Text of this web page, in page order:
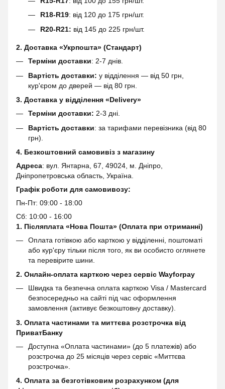
R18-R19: від 120 до 175 грн/шт.
R20-R21: від 145 до 225 грн/шт.
2. Доставка «Укрпошта» (Стандарт)
Терміни доставки: 2-7 днів.
Вартість доставки: у відділення — від 50 грн,
кур'єром до дверей — від 80 грн.
3. Доставка у відділення «Delivery»
Терміни доставки: 2-3 дні.
Вартість доставки: за тарифами перевізника (від 80
грн).
4. Безкоштовний самовивіз з магазину
Адреса: вул. Янтарна, 67, 49024, м. Дніпро,
Дніпропетровська область, Україна.
Графік роботи для самовивозу:
Пн-Пт: 09:00 - 18:00
Сб: 10:00 - 16:00
1. Післяплата «Нова Пошта» (Оплата при отриманні)
Оплата готівкою або карткою у відділенні, поштоматі
або кур'єру тільки після того, як ви особисто оглянете
та перевірите шини.
2. Онлайн-оплата карткою через сервіс Wayforpay
Швидка та безпечна оплата карткою Visa / Mastercard
безпосередньо на сайті під час оформлення
замовлення (активує безкоштовну доставку).
3. Оплата частинами та миттєва розстрочка від
ПриватБанку
Доступна «Оплата частинами» (до 5 платежів) або
розстрочка до 25 місяців через сервіс «Миттєва
розстрочка».
4. Оплата за безготівковим розрахунком (для